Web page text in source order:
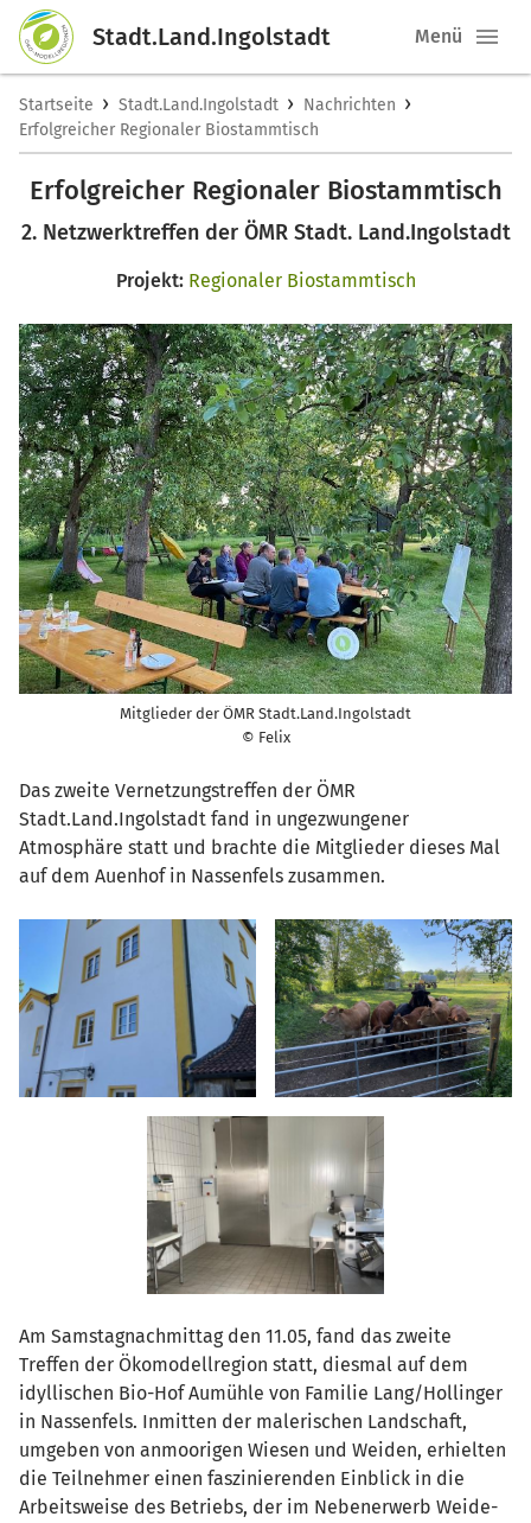
Stadt.Land.Ingolstadt Menü
Startseite › Stadt.Land.Ingolstadt › Nachrichten ›
Erfolgreicher Regionaler Biostammtisch
Erfolgreicher Regionaler Biostammtisch
2. Netzwerktreffen der ÖMR Stadt. Land.Ingolstadt
Projekt: Regionaler Biostammtisch
Mitglieder der ÖMR Stadt.Land.Ingolstadt
© Felix
Das zweite Vernetzungstreffen der ÖMR
Stadt.Land.Ingolstadt fand in ungezwungener
Atmosphäre statt und brachte die Mitglieder dieses Mal
auf dem Auenhof in Nassenfels zusammen.
Am Samstagnachmittag den 11.05, fand das zweite
Treffen der Ökomodellregion statt, diesmal auf dem
idyllischen Bio-Hof Aumühle von Familie Lang/Hollinger
in Nassenfels. Inmitten der malerischen Landschaft,
umgeben von anmoorigen Wiesen und Weiden, erhielten
die Teilnehmer einen faszinierenden Einblick in die
Arbeitsweise des Betriebs, der im Nebenerwerb Weide-